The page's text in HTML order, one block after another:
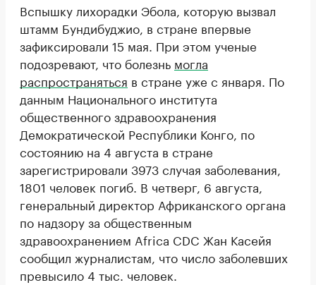
Вспышку лихорадки Эбола, которую вызвал
штамм Бундибуджио, в стране впервые
зафиксировали 15 мая. При этом ученые
подозревают, что болезнь могла
распространяться в стране уже с января. По
данным Национального института
общественного здравоохранения
Демократической Республики Конго, по
состоянию на 4 августа в стране
зарегистрировали 3973 случая заболевания,
1801 человек погиб. В четверг, 6 августа,
генеральный директор Африканского органа
по надзору за общественным
здравоохранением Africa CDC Жан Касейя
сообщил журналистам, что число заболевших
превысило 4 тыс. человек.